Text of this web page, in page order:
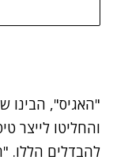
"האגיס", הבינו
והחליטו לייצר
להבדלים הללו.